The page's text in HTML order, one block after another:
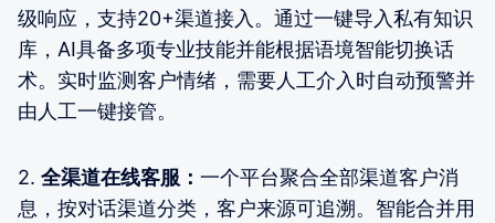
级响应，支持20+渠道接入。通过一键导入私有知识
库，AI具备多项专业技能并能根据语境智能切换话
术。实时监测客户情绪，需要人工介入时自动预警并
由人工一键接管。
2. 全渠道在线客服： 一个平台聚合全部渠道客户消
息，按对话渠道分类，客户来源可追溯。智能合并用